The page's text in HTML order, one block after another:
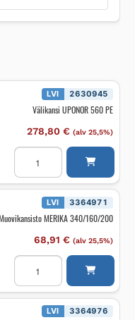
LVI 2630945
Välikansi UPONOR 560 PE
278,80 € (alv 25,5%)
Välikansi
UPONOR
PE
määrä
LVI 3364971
MERIKA 340/160/200
68,91 € (alv 25,5%)
Muovikansisto
MERIKA
340/160/200
määrä
LVI 3364976